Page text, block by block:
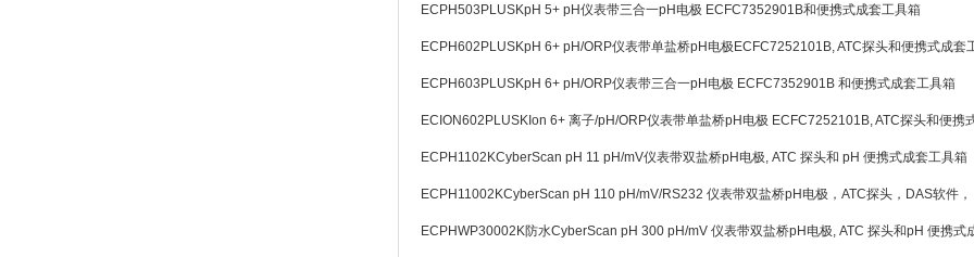
ECPH503PLUSKpH 5+ pH仪表带三合一pH电极 ECFC7352901B和便携式成套工具箱
ECPH602PLUSKpH 6+ pH/ORP仪表带单盐桥pH电极ECFC7252101B, ATC探头和便携式成套
ECPH603PLUSKpH 6+ pH/ORP仪表带三合一pH电极 ECFC7352901B 和便携式成套工具箱
ECION602PLUSK Ion 6+ 离子/pH/ORP仪表带单盐桥pH电极 ECFC7252101B, ATC探头和便携
ECPH1102KCyberScan pH 11 pH/mV仪表带双盐桥pH电极, ATC 探头和 pH 便携式成套工具箱
ECPH11002KCyberScan pH 110 pH/mV/RS232 仪表带双盐桥pH电极，ATC探头，DAS软件
ECPHWP30002K防水CyberScan pH 300 pH/mV 仪表带双盐桥pH电极, ATC 探头和pH 便携式